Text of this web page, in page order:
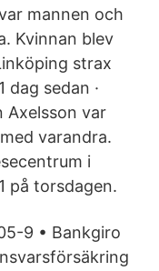
mannen och
Kvinnan blev
strax
dag sedan ·
Axelsson var
varandra.
i
på torsdagen.
9 • Bankgiro